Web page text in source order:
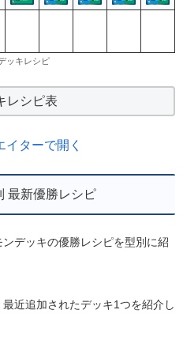
ッキレシピ
レシピ表
イターで開く
最新優勝レシピ
デッキの優勝レシピを型別に紹
近追加されたデッキ1つを紹介し